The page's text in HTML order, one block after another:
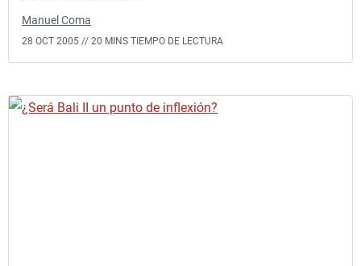
Manuel Coma
28 OCT 2005 // 20 MINS TIEMPO DE LECTURA